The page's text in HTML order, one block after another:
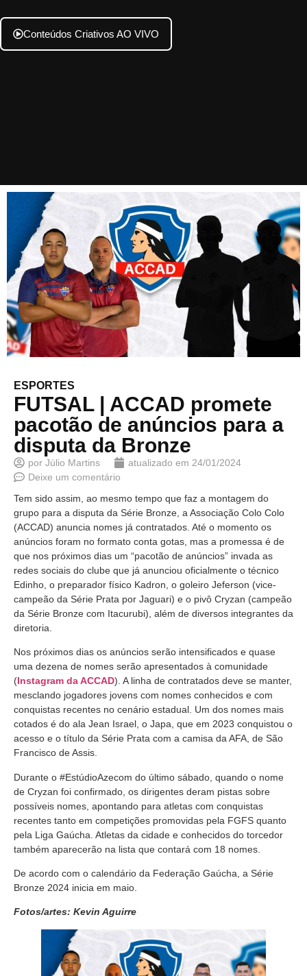
Conteúdos Criativos AO VIVO
ESPORTES
FUTSAL | ACCAD promete
pacotão de anúncios para a
disputa da Bronze
por Júlio Martins atualizado em 24/01/2024
Deixe um comentário
Tem sido assim, ao mesmo tempo que faz a montagem do
grupo para a disputa da Série Bronze, a Associação Colo Colo
(ACCAD) anuncia nomes já contratados. Até o momento os
anúncios foram no formato conta gotas, mas a promessa é de
que nos próximos dias um “pacotão de anúncios” invada as
redes sociais do clube que já anunciou oficialmente o técnico
Edinho, o preparador físico Kadron, o goleiro Jeferson (vice-
campeão da Série Prata por Jaguari) e o pivô Cryzan (campeão
da Série Bronze com Itacurubi), além de diversos integrantes da
diretoria.
Nos próximos dias os anúncios serão intensificados e quase
uma dezena de nomes serão apresentados à comunidade
(Instagram da ACCAD). A linha de contratados deve se manter,
mesclando jogadores jovens com nomes conhecidos e com
conquistas recentes no cenário estadual. Um dos nomes mais
cotados é do ala Jean Israel, o Japa, que em 2023 conquistou o
acesso e o título da Série Prata com a camisa da AFA, de São
Francisco de Assis.
Durante o #EstúdioAzecom do último sábado, quando o nome
de Cryzan foi confirmado, os dirigentes deram pistas sobre
possíveis nomes, apontando para atletas com conquistas
recentes tanto em competições promovidas pela FGFS quanto
pela Liga Gaúcha. Atletas da cidade e conhecidos do torcedor
também aparecerão na lista que contará com 18 nomes.
De acordo com o calendário da Federação Gaúcha, a Série
Bronze 2024 inicia em maio.
Fotos/artes: Kevin Aguirre